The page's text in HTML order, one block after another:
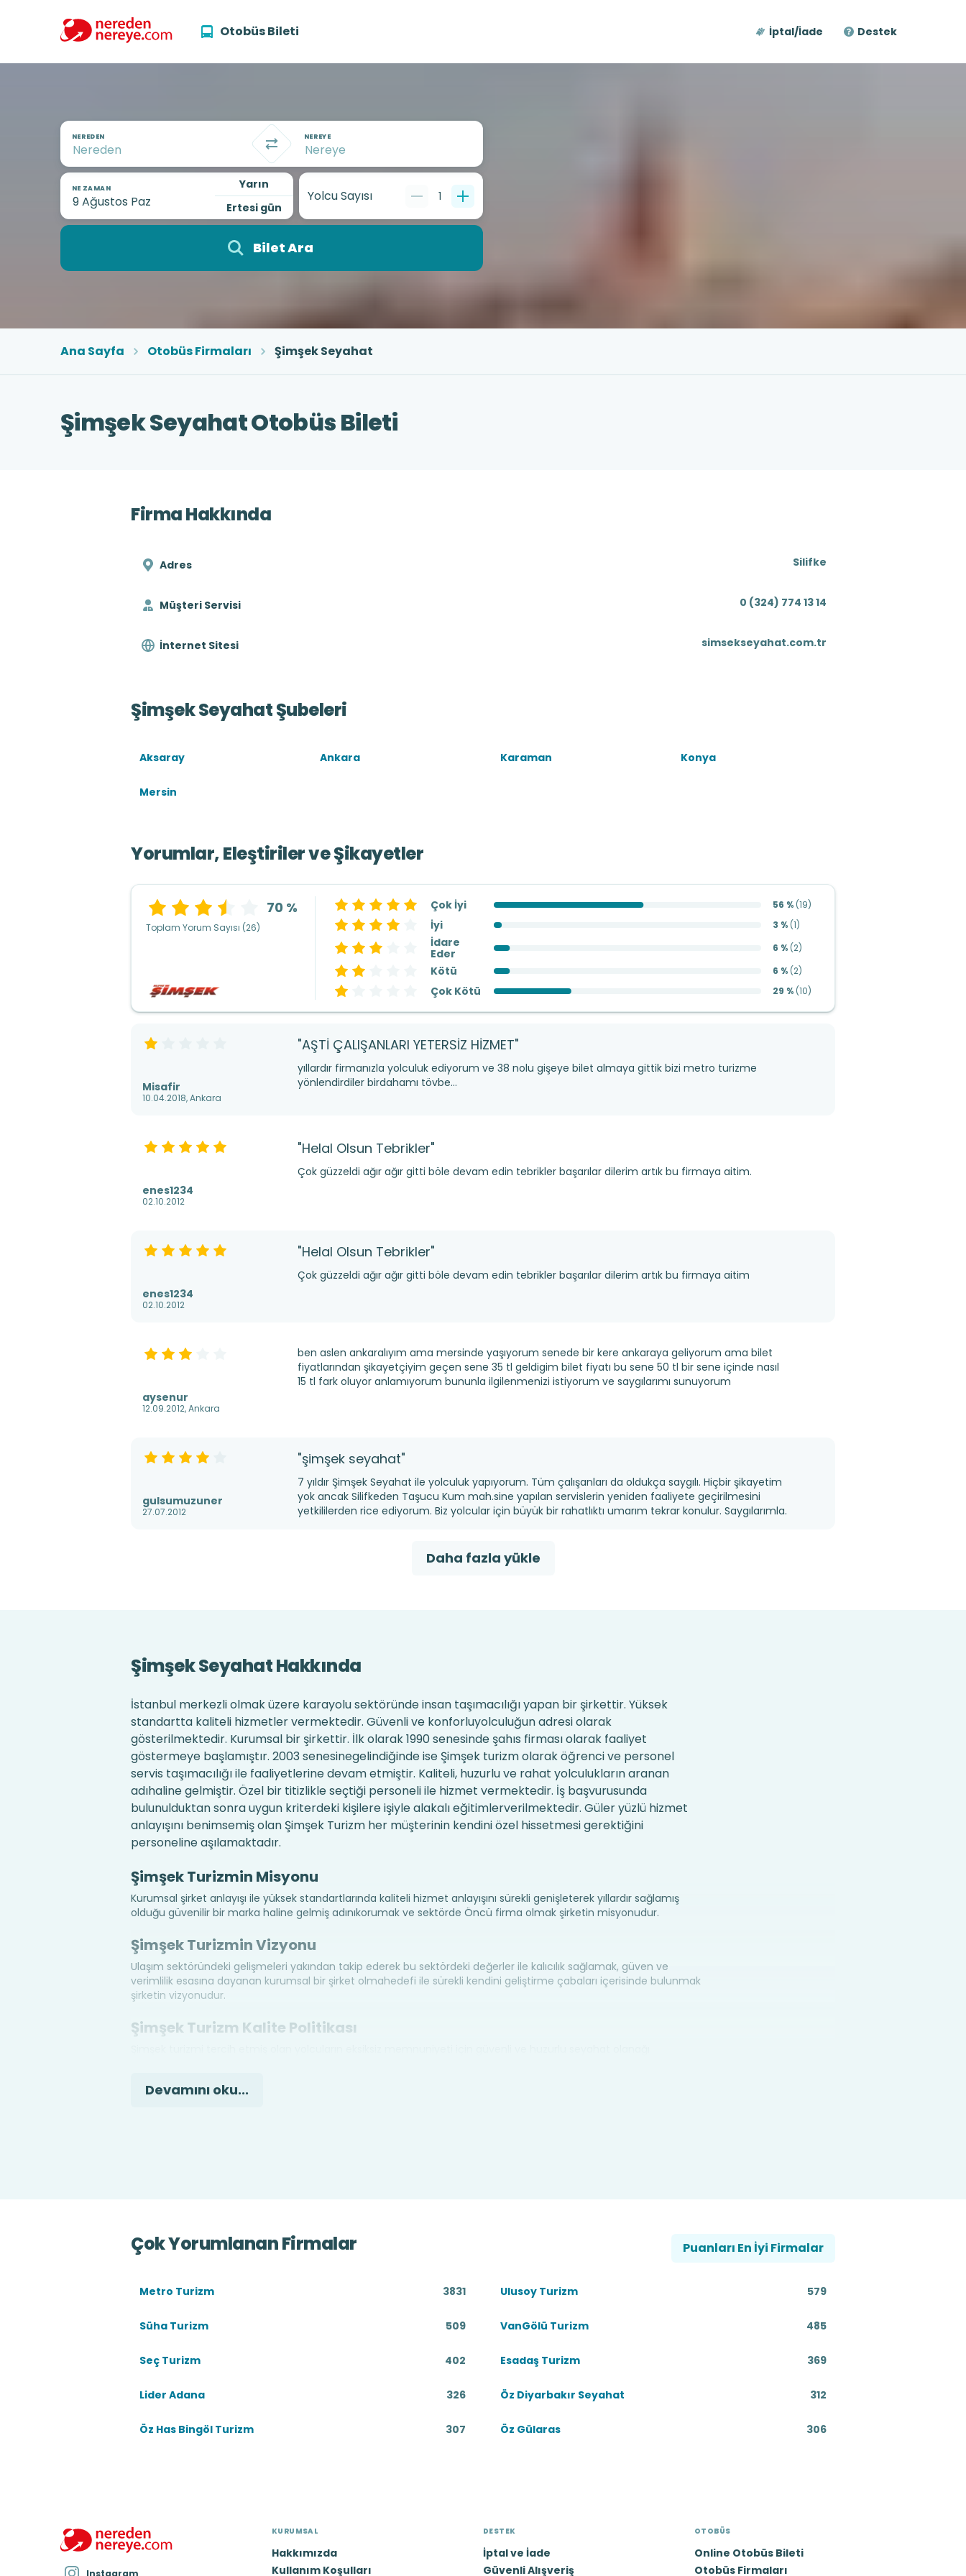
Otobüs Bileti İptal/İade Destek
NEREDEN NEREYE
NE ZAMAN
Yarın
Ertesi gün
Yolcu Sayısı 1
Bilet Ara
Ana Sayfa Otobüs Firmaları Şimşek Seyahat
Şimşek Seyahat Otobüs Bileti
Firma Hakkında
Adres Silifke
Müşteri Servisi 0 (324) 774 13 14
İnternet Sitesi simsekseyahat.com.tr
Şimşek Seyahat Şubeleri
Aksaray Ankara Karaman Konya
Mersin
Yorumlar, Eleştiriler ve Şikayetler
70 %
Toplam Yorum Sayısı (26)
Çok İyi 56 % (19)
İyi 3 % (1)
İdare
Eder
6 % (2)
Kötü 6 % (2)
Çok Kötü 29 % (10)
Misafir
10.04.2018, Ankara
"AŞTİ ÇALIŞANLARI YETERSİZ HİZMET"
yıllardır firmanızla yolculuk ediyorum ve 38 nolu gişeye bilet almaya gittik bizi metro turizme
yönlendirdiler birdahamı tövbe...
enes1234
02.10.2012
"Helal Olsun Tebrikler"
Çok güzzeldi ağır ağır gitti böle devam edin tebrikler başarılar dilerim artık bu firmaya aitim.
enes1234
02.10.2012
"Helal Olsun Tebrikler"
Çok güzzeldi ağır ağır gitti böle devam edin tebrikler başarılar dilerim artık bu firmaya aitim
aysenur
12.09.2012, Ankara
ben aslen ankaralıyım ama mersinde yaşıyorum senede bir kere ankaraya geliyorum ama bilet
fiyatlarından şikayetçiyim geçen sene 35 tl geldigim bilet fiyatı bu sene 50 tl bir sene içinde nasıl
15 tl fark oluyor anlamıyorum bununla ilgilenmenizi istiyorum ve saygılarımı sunuyorum
gulsumuzuner
27.07.2012
"şimşek seyahat"
7 yıldır Şimşek Seyahat ile yolculuk yapıyorum. Tüm çalışanları da oldukça saygılı. Hiçbir şikayetim
yok ancak Silifkeden Taşucu Kum mah.sine yapılan servislerin yeniden faaliyete geçirilmesini
yetkililerden rice ediyorum. Biz yolcular için büyük bir rahatlıktı umarım tekrar konulur. Saygılarımla.
Daha fazla yükle
Şimşek Seyahat Hakkında
İstanbul merkezli olmak üzere karayolu sektöründe insan taşımacılığı yapan bir şirkettir. Yüksek
standartta kaliteli hizmetler vermektedir. Güvenli ve konforluyolculuğun adresi olarak
gösterilmektedir. Kurumsal bir şirkettir. İlk olarak 1990 senesinde şahıs firması olarak faaliyet
göstermeye başlamıştır. 2003 senesinegelindiğinde ise Şimşek turizm olarak öğrenci ve personel
servis taşımacılığı ile faaliyetlerine devam etmiştir. Kaliteli, huzurlu ve rahat yolculukların aranan
adıhaline gelmiştir. Özel bir titizlikle seçtiği personeli ile hizmet vermektedir. İş başvurusunda
bulunulduktan sonra uygun kriterdeki kişilere işiyle alakalı eğitimlerverilmektedir. Güler yüzlü hizmet
anlayışını benimsemiş olan Şimşek Turizm her müşterinin kendini özel hissetmesi gerektiğini
personeline aşılamaktadır.
Şimşek Turizmin Misyonu
Kurumsal şirket anlayışı ile yüksek standartlarında kaliteli hizmet anlayışını sürekli genişleterek yıllardır sağlamış
olduğu güvenilir bir marka haline gelmiş adınıkorumak ve sektörde Öncü firma olmak şirketin misyonudur.
Şimşek Turizmin Vizyonu
Ulaşım sektöründeki gelişmeleri yakından takip ederek bu sektördeki değerler ile kalıcılık sağlamak, güven ve
verimlilik esasına dayanan kurumsal bir şirket olmahedefi ile sürekli kendini geliştirme çabaları içerisinde bulunmak
şirketin vizyonudur.
Şimşek Turizm Kalite Politikası
güvenli olarak gideceği noktaya ulaşımınınsağlanmasıdır. Geçmişten bu güne hizmet veren firma tecrübesi ile
hizmetlerine devam etmektedir. Her ailenin çocuklarının en güvenli şekilde taşınmasını isteyeceğibilinci ile öğrenci
Tur taşımacılığı: seyahatleri en konforlu ve kaliteli şekilde tamamlamak için çalışmalar yapmaktadır.
Devamını oku...
Çok Yorumlanan Firmalar Puanları En İyi Firmalar
Metro Turizm 3831 Ulusoy Turizm 579
Süha Turizm 509 VanGölü Turizm 485
Seç Turizm 402 Esadaş Turizm 369
Lider Adana 326 Öz Diyarbakır Seyahat 312
Öz Has Bingöl Turizm 307 Öz Gülaras 306
Instagram
KURUMSAL
Hakkımızda
Kullanım Koşulları
DESTEK
İptal ve İade
Güvenli Alışveriş
OTOBÜS
Online Otobüs Bileti
Otobüs Firmaları